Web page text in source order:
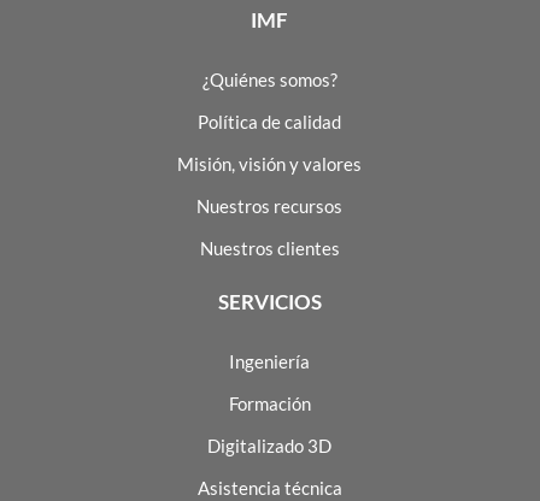
IMF
¿Quiénes somos?
Política de calidad
Misión, visión y valores
Nuestros recursos
Nuestros clientes
SERVICIOS
Ingeniería
Formación
Digitalizado 3D
Asistencia técnica